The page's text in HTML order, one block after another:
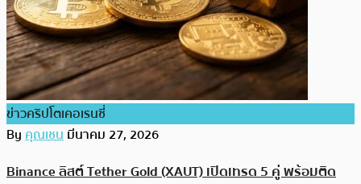
ข่าวคริปโตเคอเรนซี่
Byคุณเชนมีนาคม 27, 2026
Binance ลิสต์ Tether Gold (XAUT) เปิดเทรด 5 คู่ พร้อมติด